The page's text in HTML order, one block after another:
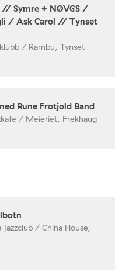
// Symre + NØVGS /
/ Ask Carol // Tynset
/ Rambu, Tynset
Rune Frotjold Band
/ Meieriet, Frekhaug
jazzclub / China House,